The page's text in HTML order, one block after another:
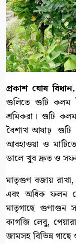
প্রকাশ ঘোষ
গুলিতে গুটি কলম
শ্রমিকরা। গুটি
বৈশাখ-আষাঢ়
আবহাওয়া ও
ডালে খুব দ্রুত ও
মাতৃগুণ বজায়
এবং অধিক ফলন
মাতৃগাছে গুণাগুন
কাগজি লেবু,
জামসহ বিভিন্ন